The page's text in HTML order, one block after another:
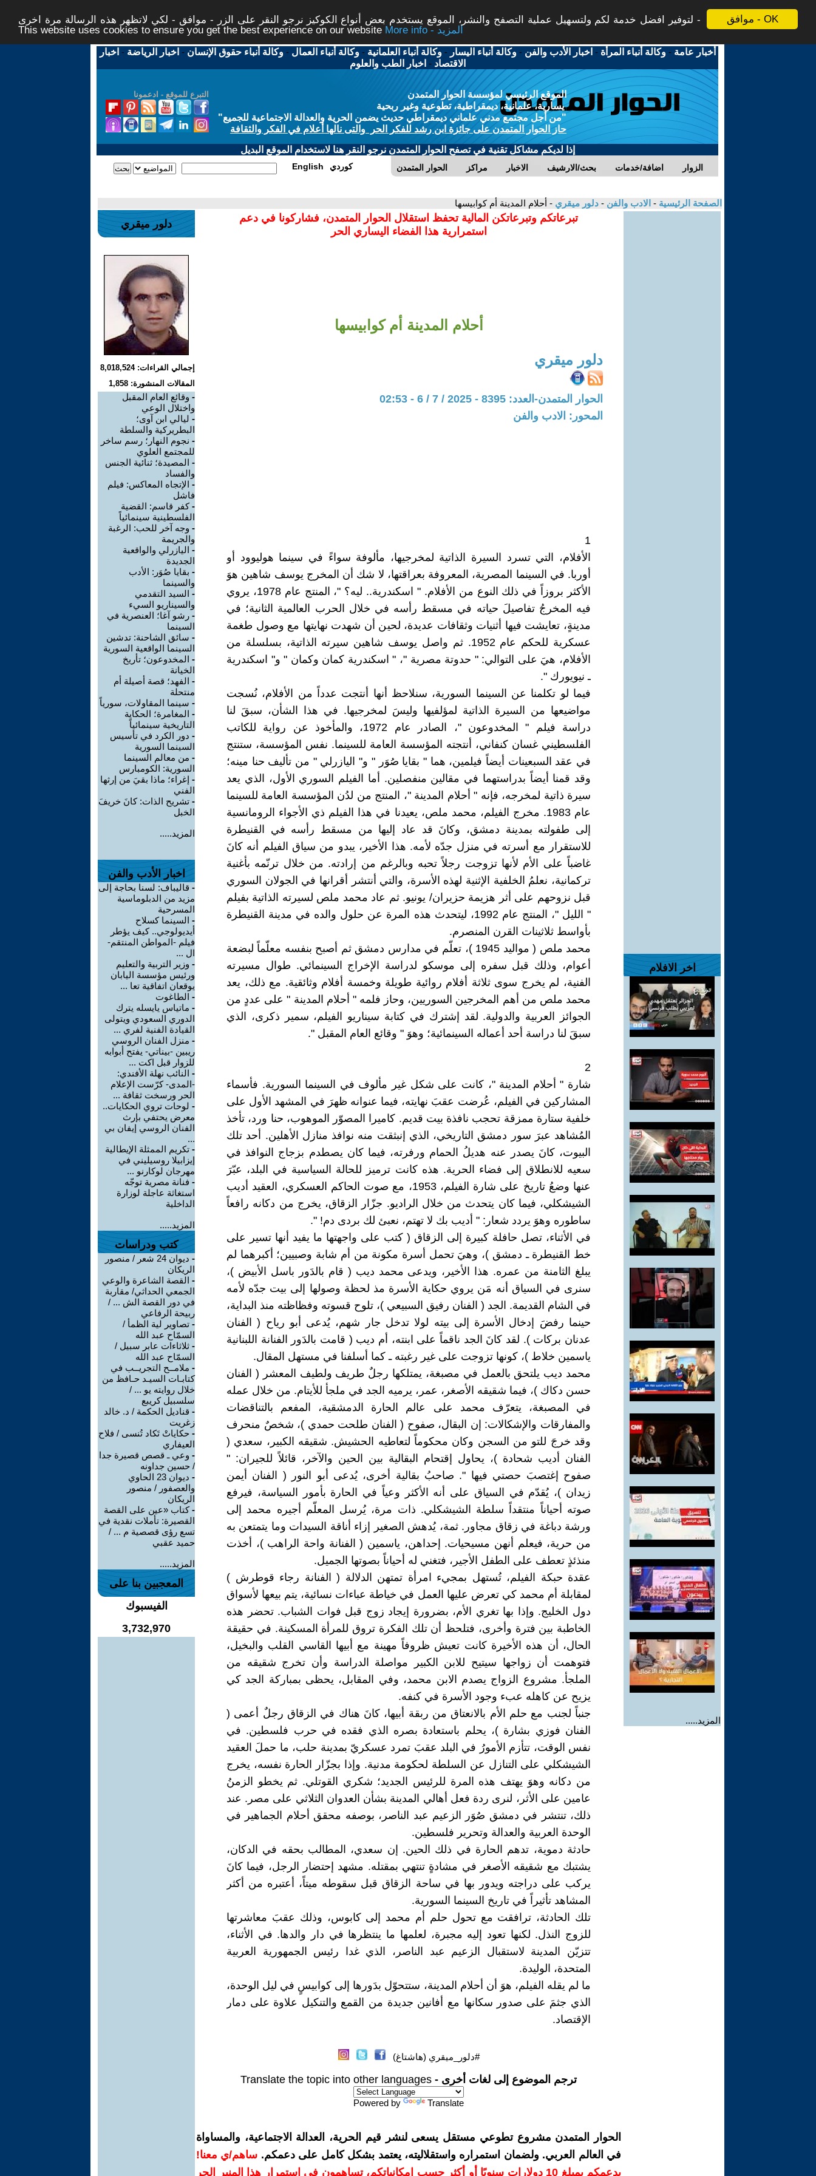
موافق - OK
لتوفير افضل خدمة لكم ولتسهيل عملية التصفح والنشر، الموقع يستخدم بعض أنواع الكوكيز نرجو النقر على الزر - موافق - لكي لاتظهر هذه الرسالة مرة اخرى -
This website uses cookies to ensure you get the best experience on our website
More info - المزيد
أخبار عامة -وكالة أنباء المرأة - اخبار الأدب والفن -وكالة أنباء اليسار -وكالة أنباء العلمانية -وكالة أنباء العمال -وكالة أنباء حقوق الإنسان - اخبار الرياضة - اخبار
الاقتصاد - اخبار الطب والعلوم
التبرع للموقع - ادعمونا
الموقع الرئيسي لمؤسسة الحوار المتمدن
يسارية، علمانية، ديمقراطية، تطوعية وغير ربحية
"من أجل مجتمع مدني علماني ديمقراطي حديث يضمن الحرية والعدالة الاجتماعية للجميع"
حاز الحوار المتمدن على جائزة ابن رشد للفكر الحر والتى نالها أعلام في الفكر والثقافة
إذا لديكم مشاكل تقنية في تصفح الحوار المتمدن نرجو النقر هنا لاستخدام الموقع البديل
الحوار المتمدن مراكز الاخبار بحث/الارشيف اضافة/خدمات الزوار English كوردي
الصفحة الرئيسية - الادب والفن - دلور ميقري - أحلام المدينة أم كوابيسها
اخر الافلام
المزيد.....
تبرعاتكم وتبرعاتكن المالية تحفظ استقلال الحوار المتمدن، فشاركونا في دعم
استمرارية هذا الفضاء اليساري الحر
أحلام المدينة أم كوابيسها
دلور ميقري
الحوار المتمدن-العدد: 8395 - 2025 / 7 / 6 - 02:53
المحور: الادب والفن
1
الأفلام، التي تسرد السيرة الذاتية لمخرجيها، مألوفة سواءً في سينما هوليوود أو
أوربا. في السينما المصرية، المعروفة بعراقتها، لا شك أن المخرج يوسف شاهين هوَ
الأكثر بروزاً في ذلك النوع من الأفلام. " اسكندرية.. ليه؟ "، المنتج عام 1978، يروي
فيه المخرجُ تفاصيلَ حياته في مسقط رأسه في خلال الحرب العالمية الثانية؛ في
مدينةٍ، تعايشت فيها أثنيات وثقافات عديدة، لحين أن شهدت نهايتها مع وصول طغمة
عسكرية للحكم عام 1952. ثم واصل يوسف شاهين سيرته الذاتية، بسلسلة من
الأفلام، هيَ على التوالي: " حدوتة مصرية "، " اسكندرية كمان وكمان " و" اسكندرية
ـ نيويورك ".
فيما لو تكلمنا عن السينما السورية، سنلاحظ أنها أنتجت عدداً من الأفلام، نُسجت
مواضيعها من السيرة الذاتية لمؤلفيها وليسَ لمخرجيها. في هذا الشأن، سبقَ لنا
دراسة فيلم " المخدوعون "، الصادر عام 1972، والمأخوذ عن رواية للكاتب
الفلسطيني غسان كنفاني، أنتجته المؤسسة العامة للسينما. نفس المؤسسة، ستنتج
في عقد السبعينات أيضاً فيلمين، هما " بقايا صُوَر " و" اليازرلي " من تأليف حنا مينه؛
وقد قمنا أيضاً بدراستهما في مقالين منفصلين. أما الفيلم السوري الأول، الذي يعد
سيرة ذاتية لمخرجه، فإنه " أحلام المدينة "، المنتج من لدُن المؤسسة العامة للسينما
عام 1983. مخرج الفيلم، محمد ملص، يعيدنا في هذا الفيلم ذي الأجواء الرومانسية
إلى طفولته بمدينة دمشق، وكانَ قد عاد إليها من مسقط رأسه في القنيطرة
للاستقرار مع أسرته في منزل جدّه لأمه. هذا الأخير، يبدو من سياق الفيلم أنه كانَ
غاضباً على الأم لأنها تزوجت رجلاً تحبه وبالرغم من إرادته. من خلال ترنّمه بأغنية
تركمانية، نعلمُ الخلفية الإثنية لهذه الأسرة، والتي أنتشر أقرانها في الجولان السوري
قبل نزوحهم على أثر هزيمة حزيران/ يونيو. ثم عاد محمد ملص لسيرته الذاتية بفيلم
" الليل "، المنتج عام 1992، ليتحدث هذه المرة عن حلول والده في مدينة القنيطرة
بأواسط ثلاثينات القرن المنصرم.
محمد ملص ( مواليد 1945 )، تعلّم في مدارس دمشق ثم أصبح بنفسه معلّماً لبضعة
أعوام، وذلك قبل سفره إلى موسكو لدراسة الإخراج السينمائي. طوال مسيرته
الفنية، لم يخرج سوى ثلاثة أفلام روائية طويلة وخمسة أفلام وثائقية. مع ذلك، يعد
محمد ملص من أهم المخرجين السوريين، وحاز فلمه " أحلام المدينة " على عددٍ من
الجوائز العربية والدولية. لقد إشترك في كتابة سيناريو الفيلم، سمير ذكرى، الذي
سبقَ لنا دراسة أحد أعماله السينمائية؛ وهوَ " وقائع العام المقبل ".
2
شارة " أحلام المدينة "، كانت على شكل غير مألوف في السينما السورية. فأسماء
المشاركين في الفيلم، عُرضت عقبَ نهايته، فيما عنوانه ظهرَ في المشهد الأول على
خلفية ستارة ممزقة تحجب نافذة بيت قديم. كاميرا المصوّر الموهوب، حنا ورد، تأخذ
المُشاهد عبرَ سور دمشق التاريخي، الذي إنبثقت منه نوافذ منازل الأهلين. أحد تلك
البيوت، كانَ يصدر عنه هديلُ الحمام ورفرته، فيما كان يصطدم بزجاج النوافذ في
سعيه للانطلاق إلى فضاء الحرية. هذه كانت ترميز للحالة السياسية في البلد، عبّرَ
عنها وضعُ تاريخ على شارة الفيلم، 1953، مع صوت الحاكم العسكري، العقيد أديب
الشيشكلي، فيما كان يتحدث من خلال الراديو. جزّار الزقاق، يخرج من دكانه رافعاً
ساطوره وهوَ يردد شعار: " أديب بك لا تهتم، نعبئ لك بردى دم! ".
في الأثناء، تصل حافلة كبيرة إلى الزقاق ( كتب على واجهتها ما يفيد أنها تسير على
خط القنيطرة ـ دمشق )، وهيَ تحمل أسرة مكونة من أم شابة وصبيين؛ أكبرهما لم
يبلغ الثامنة من عمره. هذا الأخير، ويدعى محمد ديب ( قام بالدَور باسل الأبيض )،
سنرى في السياق أنه مَن يروي حكاية الأسرة مذ لحظة وصولها إلى بيت جدّه لأمه
في الشام القديمة. الجد ( الفنان رفيق السبيعي )، تلوح قسوته وفظاظته منذ البداية،
حينما رفضَ إدخال الأسرة إلى بيته لولا تدخل جار شهم، يُدعى أبو رياح ( الفنان
عدنان بركات ). لقد كانَ الجد ناقماً على ابنته، أم ديب ( قامت بالدَور الفنانة اللبنانية
ياسمين خلاط )، كونها تزوجت على غير رغبته ـ كما أسلفنا في مستهل المقال.
محمد ديب يلتحق بالعمل في مصبغة، يمتلكها رجلٌ طريف ولطيف المعشر ( الفنان
حسن دكاك )، فيما شقيقه الأصغر، عمر، يرميه الجد في ملجأ للأيتام. من خلال عمله
في المصبغة، يتعرّف محمد على عالم الحارة الدمشقية، المفعم بالتناقضات
والمفارقات والإشكالات: إن البقال، صفوح ( الفنان طلحت حمدي )، شخصٌ منحرف
وقد خرجَ للتو من السجن وكان محكوماً لتعاطيه الحشيش. شقيقه الكبير، سعدي (
الفنان أديب شحادة )، يحاول إقتحام البقالية بين الحين والآخر، قائلاً للجيران: "
صفوح إغتصبَ حصتي فيها ". صاحبُ بقالية أخرى، يُدعى أبو النور ( الفنان أيمن
زيدان )، يُقدّم في السياق على أنه الأكثر وعياً في الحارة بأمور السياسة، فيرفع
صوته أحياناً منتقداً سلطة الشيشكلي. ذات مرة، يُرسل المعلّم أجيره محمد إلى
ورشة دباغة في زقاق مجاور. ثمة، يُدهش الصغير إزاء أناقة السيدات وما يتمتعن به
من حرية، فيعلم أنهن مسيحيات. إحداهن، ياسمين ( الفنانة واحة الراهب )، أخذت
منذئذٍ تعطف على الطفل الأجير، فتغني له أحياناً بصوتها الجميل.
عقدة حبكة الفيلم، تُستهل بمجيء امرأة تمتهن الدلالة ( الفنانة رجاء قوطرش )
لمقابلة أم محمد كي تعرض عليها العمل في خياطة عباءات نسائية، يتم بيعها لأسواق
دول الخليج. وإذا بها تغري الأم، بضرورة إيجاد زوج قبل فوات الشباب. تحضر هذه
الخاطبة بين فترة وأخرى، فتلحظ أن تلك الفكرة تروق للمرأة المسكينة. في حقيقة
الحال، أن هذه الأخيرة كانت تعيش ظروفاً مهينة مع أبيها القاسي القلب والبخيل،
فتوهمت أن زواجها سيتيح للابن الكبير مواصلة الدراسة وأن تخرج شقيقه من
الملجأ. مشروع الزواج يصدم الابن محمد، وفي المقابل، يحظى بمباركة الجد كي
يزيح عن كاهله عبء وجود الأسرة في كنفه.
جنباً لجنب مع حلم الأم بالانعتاق من ربقة أبيها، كانَ هناك في الزقاق رجلٌ أعمى (
الفنان فوزي بشارة )، يحلم باستعادة بصره الذي فقده في حرب فلسطين. في
نفس الوقت، تتأزم الأمورُ في البلد عقبَ تمرد عسكريّ بمدينة حلب، ما حملَ العقيد
الشيشكلي على التنازل عن السلطة لحكومة مدنية. وإذا بجزّار الحارة نفسه، يخرج
من دكانه وهوَ يهتف هذه المرة للرئيس الجديد؛ شكري القوتلي. ثم يخطو الزمنُ
عامين على الأثر، لنرى ردة فعل أهالي المدينة بشأن العدوان الثلاثي على مصر. عند
ذلك، تنتشر في دمشق صُوَر الزعيم عبد الناصر، بوصفه محقق أحلام الجماهير في
الوحدة العربية والعدالة وتحرير فلسطين.
حادثة دموية، تدهم الحارة في ذلك الحين. إن سعدي، المطالب بحقه في الدكان،
يشتبك مع شقيقه الأصغر في مشادةٍ تنتهي بمقتله. مشهد إحتضار الرجل، فيما كانَ
يركب على دراجته ويدور بها في ساحة الزقاق قبل سقوطه ميتاً، أعتبره من أكثر
المشاهد تأثيراً في تاريخ السينما السورية.
تلك الحادثة، ترافقت مع تحول حلم أم محمد إلى كابوس، وذلك عقبَ معاشرتها
للزوج النذل. لكنها تعود إليه مجبرة، لعلمها ما ينتظرها في دار والدها. في الأثناء،
تتزيّن المدينة لاستقبال الزعيم عبد الناصر، الذي غدا رئيس الجمهورية العربية
المتحدة، الوليدة.
ما لم يقله الفيلم، هوَ أن أحلام المدينة، ستتحوّل بدَورها إلى كوابيسٍ في ليل الوحدة،
الذي جثمَ على صدور سكانها مع أفانين جديدة من القمع والتنكيل علاوة على دمار
الإقتصاد.
#دلور_ميقري (هاشتاغ)
ترجم الموضوع إلى لغات أخرى - Translate the topic into other languages
Powered by Translate
الحوار المتمدن مشروع تطوعي مستقل يسعى لنشر قيم الحرية، العدالة الاجتماعية، والمساواة
في العالم العربي. ولضمان استمراره واستقلاليته، يعتمد بشكل كامل على دعمكم. ساهم/ي معنا!
بدعمكم بمبلغ 10 دولارات سنويًا أو أكثر حسب إمكانياتكم، تساهمون في استمرار هذا المنبر الحر
دلور ميقري
إجمالي القراءات: 8,018,524
المقالات المنشورة: 1,858
- وقائع العام المقبل
واختلال الوعي
- ليالي ابن آوى؛
البطريركية والسلطة
- نجوم النهار؛ رسم ساخر
للمجتمع العلوي
- المصيدة؛ ثنائية الجنس
والفساد
- الإتجاه المعاكس: فيلم
فاشل
-كفر قاسم: القضية
الفلسطينية سينمائياً
- وجه آخر للحب: الرغبة
والجريمة
- اليازرلي والواقعية
الجديدة
- بقايا صُوَر: الأدب
والسينما
- السيد التقدمي
والسيناريو السيء
- رشو آغا؛ العنصرية في
السينما
- سائق الشاحنة: تدشين
السينما الواقعية السورية
- المخدوعون؛ تأريخ
الخيانة
- الفهد؛ قصة أصيلة أم
منتحلة
- سينما المقاولات، سورياً
- المغامرة؛ الحكاية
التاريخية سينمائياً
- دور الكرد في تأسيس
السينما السورية
- من معالم السينما
السورية: الكومبارس
- إغراء؛ ماذا بقيَ من إرثها
الفني
- تشريح الذات: كانَ خريفَ
الخبل
المزيد.....
اخبار الأدب والفن
- قاليباف: لسنا بحاجة إلى
مزيد من الدبلوماسية
المسرحية
- السينما كسلاح
أيديولوجي.. كيف يؤطر
فيلم -المواطن المنتقم-
ال ...
- وزير التربية والتعليم
ورئيس مؤسسة اليابان
يوقعان اتفاقية تعا ...
- الطاغوت
- ماتياس يايسله يترك
الدوري السعودي ويتولى
القيادة الفنية لفري ...
- منزل الفنان الروسي
ريبين -بيناتي- يفتح أبوابه
للزوار قبل اكت ...
- النائب نهلة الأفندي:
-المدى- كرّست الإعلام
الحر ورسخت ثقافة ...
- لوحات تروي الحكايات..
معرض يحتفي بإرث
الفنان الروسي إيفان بي
...
- تكريم الممثلة الإيطالية
إيزابيلا روسيليني في
مهرجان لوكارنو ...
- فنانة مصرية توجّه
استغاثة عاجلة لوزارة
الداخلية
المزيد.....
كتب ودراسات
-
ديوان 24 شعر / منصور
الريكان
- القصة الشاعرة والوعي
الجمعي الحداثي/ مقاربة
في دور القصة الش ... /
ربيحة الرفاعي
- تصاوير لية الظمأ /
السمّاح عبد الله
- ثلاثاءات عابر سبيل /
السمّاح عبد الله
- ملامــح التجريــب في
كتابـات السيـد حـافظ من
خلال روايته يو ... /
سلسبيل كريبع
- قناديل الحكمة / د. خالد
زغريت
- حكاياتْ تَكاد تُنسى / فلاح
العيفاري
- وعي ـ قصص قصيرة جدا
/ حسين جداونه
-
ديوان 23 الحاوي
والعصفور / منصور
الريكان
-كتاب «عين على القصة
القصيرة: تأملات نقدية في
تسع رؤى قصصية م ... /
حميد عقبي
المزيد.....
المعجبين بنا على
الفيسبوك
3,732,970